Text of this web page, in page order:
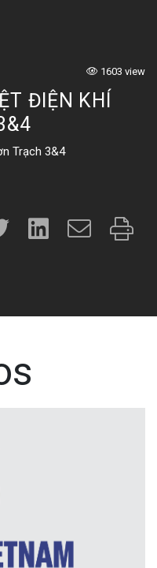
1603 view
ĐIỆN KHÍ
Trạch 3&4